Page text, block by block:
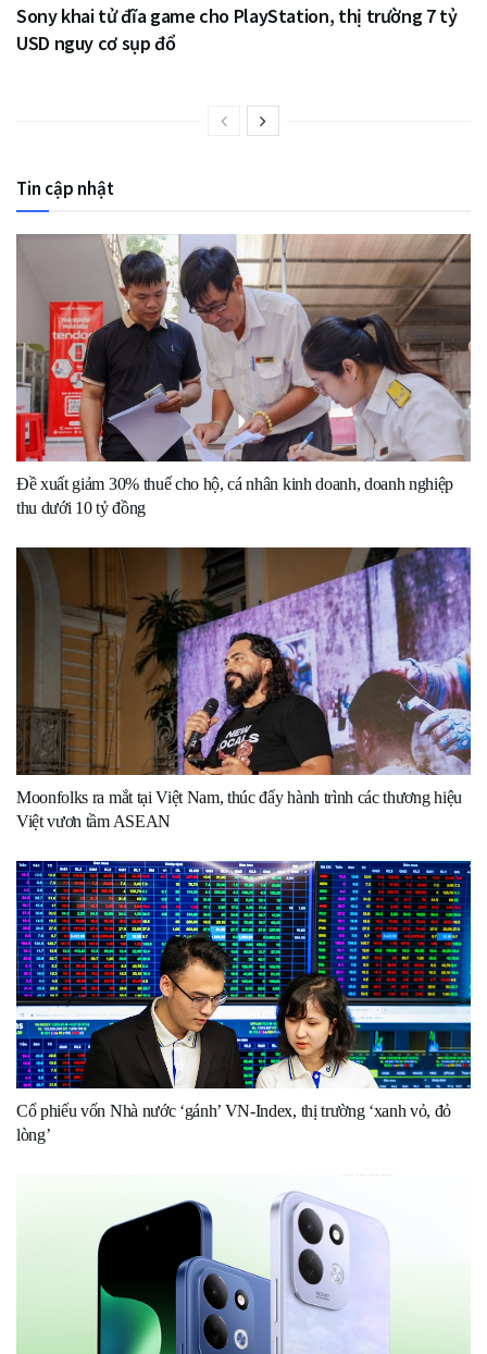
Sony khai tử đĩa game cho PlayStation, thị trường 7 tỷ
USD nguy cơ sụp đổ
Tin cập nhật
Đề xuất giảm 30% thuế cho hộ, cá nhân kinh doanh, doanh nghiệp
thu dưới 10 tỷ đồng
Moonfolks ra mắt tại Việt Nam, thúc đẩy hành trình các thương hiệu
Việt vươn tầm ASEAN
Cổ phiếu vốn Nhà nước ‘gánh’ VN-Index, thị trường ‘xanh vỏ, đỏ
lòng’